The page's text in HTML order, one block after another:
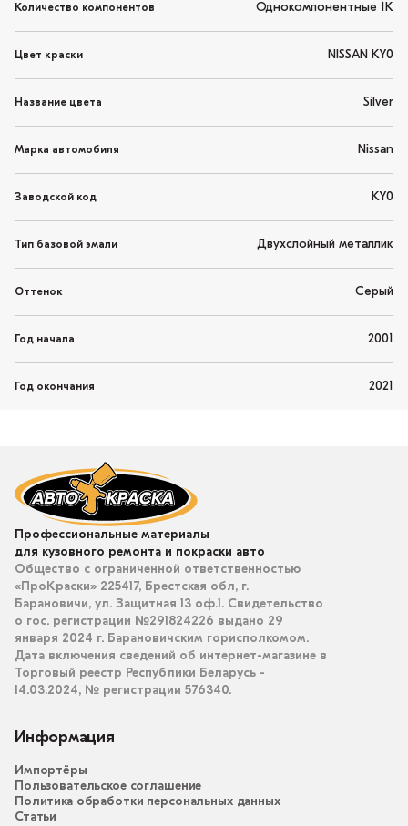
Количество компонентов Однокомпонентные 1K
Цвет краски NISSAN KY0
Название цвета Silver
Марка автомобиля Nissan
Заводской код KY0
Тип базовой эмали Двухслойный металлик
Оттенок Серый
Год начала 2001
Год окончания 2021
Профессиональные материалы
для кузовного ремонта и покраски авто
Общество с ограниченной ответственностью
«ПроКраски» 225417, Брестская обл, г.
Барановичи, ул. Защитная 13 оф.1. Свидетельство
о гос. регистрации №291824226 выдано 29
января 2024 г. Барановичским горисполкомом.
Дата включения сведений об интернет-магазине в
Торговый реестр Республики Беларусь -
14.03.2024, № регистрации 576340.
Информация
Импортёры
Пользовательское соглашение
Политика обработки персональных данных
Статьи